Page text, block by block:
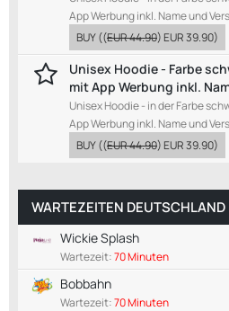
App Werbung inkl. Name und
BUY((EUR 44.90)EUR 39.90)
Unisex Hoodie - Farbe
mit App Werbung inkl.
Unisex Hoodie - in der Farbe
App Werbung inkl. Name und
BUY((EUR 44.90)EUR 39.90)
WARTEZEITEN DEUTSCHLAND
Wickie Splash
Wartezeit:70 Minuten
Bobbahn
Wartezeit:70 Minuten